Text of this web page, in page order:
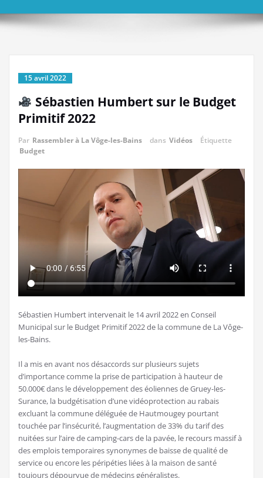
15 avril 2022
Sébastien Humbert sur le Budget
Primitif 2022
Par Rassembler à La Vôge-les-Bains dans Vidéos
Étiquette
Budget
Sébastien Humbert intervenait le 14 avril 2022 en Conseil
Municipal sur le Budget Primitif 2022 de la commune de La Vôge-
les-Bains.
Il a mis en avant nos désaccords sur plusieurs sujets
d’importance comme la prise de participation à hauteur de
50.000€ dans le développement des éoliennes de Gruey-les-
Surance, la budgétisation d’une vidéoprotection au rabais
excluant la commune déléguée de Hautmougey pourtant
touchée par l’insécurité, l’augmentation de 33% du tarif des
nuitées sur l’aire de camping-cars de la pavée, le recours massif à
des emplois temporaires synonymes de baisse de qualité de
service ou encore les péripéties liées à la maison de santé
toujours dépourvue de médecins généralistes.